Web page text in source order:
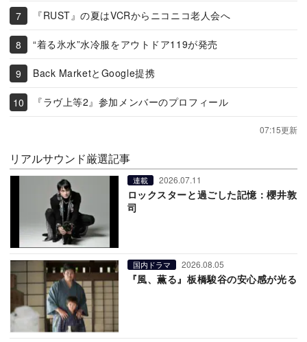
『RUST』の夏はVCRからニコニコ老人会へ
“着る氷水”水冷服をアウトドア119が発売
Back MarketとGoogle提携
『ラヴ上等2』参加メンバーのプロフィール
07:15更新
リアルサウンド厳選記事
連載 2026.07.11
ロックスターと過ごした記憶：櫻井敦
司
国内ドラマ 2026.08.05
『風、薫る』板橋駿谷の安心感が光る